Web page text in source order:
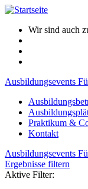
Wir sind auch
Ausbildungsevents
Praktikum &
Kontakt
Ausbildungsevents
Ergebnisse filtern
Aktive Filter: